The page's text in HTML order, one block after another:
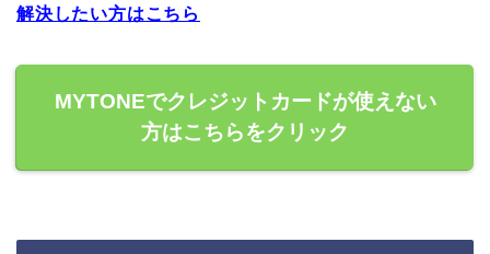
解決したい方はこちら
MYTONEでクレジットカードが使えない
方はこちらをクリック